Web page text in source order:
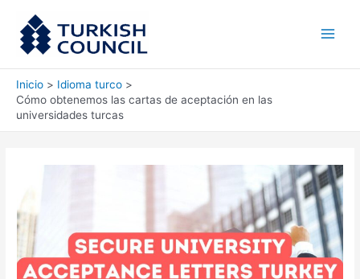
contenido
Inicio
Idioma turco
Cómo obtenemos las cartas de aceptación en las
universidades turcas